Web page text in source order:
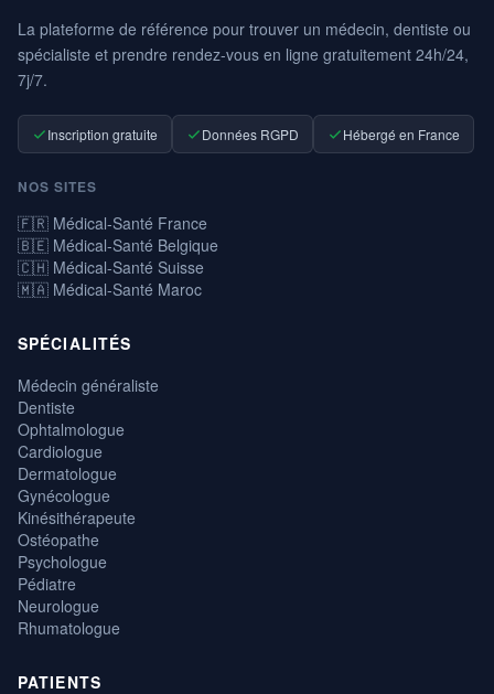
La plateforme de référence pour trouver un médecin, dentiste ou
spécialiste et prendre rendez-vous en ligne gratuitement 24h/24,
7j/7.
Inscription gratuite Données RGPD Hébergé en France
NOS SITES
🇫🇷 Médical-Santé France
🇧🇪 Médical-Santé Belgique
🇨🇭 Médical-Santé Suisse
🇲🇦 Médical-Santé Maroc
SPÉCIALITÉS
Médecin généraliste
Dentiste
Ophtalmologue
Cardiologue
Dermatologue
Gynécologue
Kinésithérapeute
Ostéopathe
Psychologue
Pédiatre
Neurologue
Rhumatologue
PATIENTS